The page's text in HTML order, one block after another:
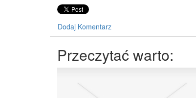
Dodaj Komentarz
Przeczytać warto: